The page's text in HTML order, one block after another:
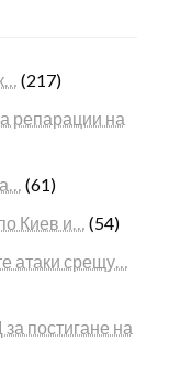
(217)
репарации на
(61)
Киев и… (54)
атаки срещу…
постигане на